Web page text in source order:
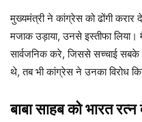
मुख्यमंत्री ने कांग्रेस को ढोंगी करार
मजाक उड़ाया, उनसे इस्तीफा लिया।
सार्वजनिक करे, जिससे सच्चाई
थे, तब भी कांग्रेस ने उनका विरोध
बाबा साहब को भारत